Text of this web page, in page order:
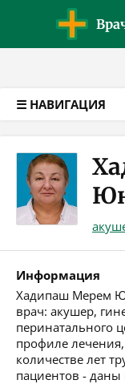
☰ НАВИГАЦИЯ
Информация
Хадипаш Мерем
врач: акушер,
перинатального
профиле
количестве лет
пациентов -